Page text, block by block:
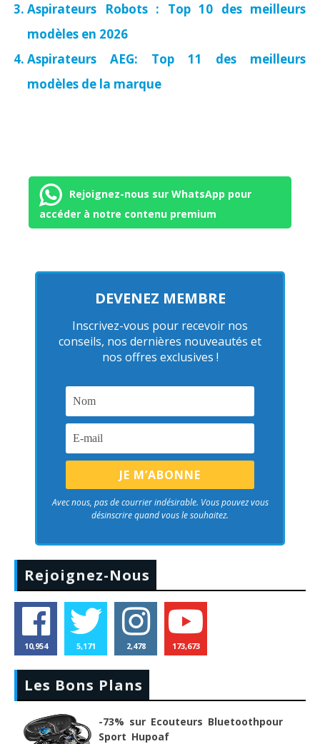
Aspirateurs Robots : Top 10 des meilleurs
modèles en 2026
Aspirateurs AEG: Top 11 des meilleurs
modèles de la marque
Rejoignez-nous sur WhatsApp pour
accéder à notre contenu premium
DEVENEZ MEMBRE
Inscrivez-vous pour recevoir nos
conseils, nos dernières nouveautés et
nos offres exclusives !
Avec nous, pas de courrier indésirable. Vous pouvez vous
désinscrire quand vous le souhaitez.
Rejoignez-Nous
10,954 5,171 2,478 173,673
Les Bons Plans
-73% sur Ecouteurs Bluetoothpour
Sport Hupoaf